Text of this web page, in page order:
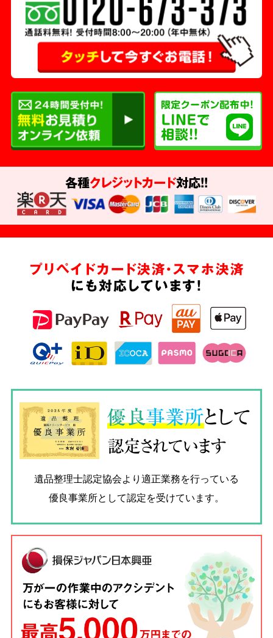
各種クレジットカード対応!!
プリペイドカード決済・スマホ決済
にも対応しています!
優良事業所として
認定されています
遺品整理士認定協会より適正業務を行っている
優良事業所として認定を受けています。